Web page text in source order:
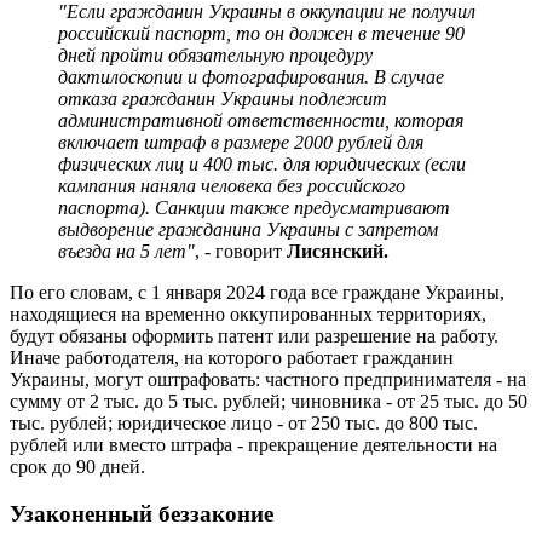
"Если гражданин Украины в оккупации не получил
российский паспорт, то он должен в течение 90
дней пройти обязательную процедуру
дактилоскопии и фотографирования. В случае
отказа гражданин Украины подлежит
административной ответственности, которая
включает штраф в размере 2000 рублей для
физических лиц и 400 тыс. для юридических (если
кампания наняла человека без российского
паспорта). Санкции также предусматривают
выдворение гражданина Украины с запретом
въезда на 5 лет", - говорит Лисянский.
По его словам, с 1 января 2024 года все граждане Украины,
находящиеся на временно оккупированных территориях,
будут обязаны оформить патент или разрешение на работу.
Иначе работодателя, на которого работает гражданин
Украины, могут оштрафовать: частного предпринимателя - на
сумму от 2 тыс. до 5 тыс. рублей; чиновника - от 25 тыс. до 50
тыс. рублей; юридическое лицо - от 250 тыс. до 800 тыс.
рублей или вместо штрафа - прекращение деятельности на
срок до 90 дней.
Узаконенный беззаконие